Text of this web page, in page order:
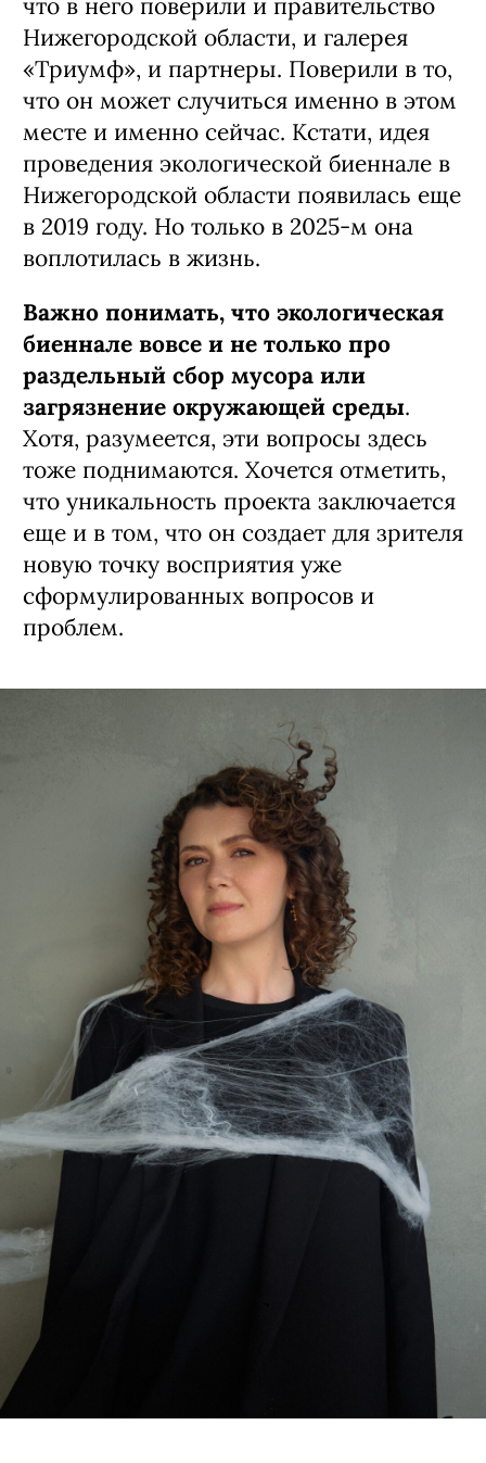
Нижегородской области, и галерея
«Триумф», и партнеры. Поверили в то,
что он может случиться именно в этом
месте и именно сейчас. Кстати, идея
проведения экологической биеннале в
Нижегородской области появилась еще
в 2019 году. Но только в 2025-м она
воплотилась в жизнь.
Важно понимать, что экологическая
биеннале вовсе и не только про
раздельный сбор мусора или
загрязнение окружающей среды.
Хотя, разумеется, эти вопросы здесь
тоже поднимаются. Хочется отметить,
что уникальность проекта заключается
еще и в том, что он создает для зрителя
новую точку восприятия уже
сформулированных вопросов и
проблем.